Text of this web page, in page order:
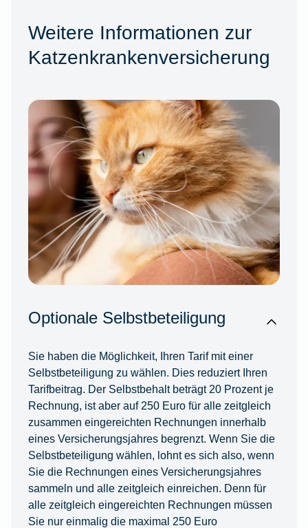
Weitere Informationen zur
Katzenkrankenversicherung
Optionale Selbstbeteiligung
Sie haben die Möglichkeit, Ihren Tarif mit einer
Selbstbeteiligung zu wählen. Dies reduziert Ihren
Tarifbeitrag. Der Selbstbehalt beträgt 20 Prozent je
Rechnung, ist aber auf 250 Euro für alle zeitgleich
zusammen eingereichten Rechnungen innerhalb
eines Versicherungsjahres begrenzt. Wenn Sie die
Selbstbeteiligung wählen, lohnt es sich also, wenn
Sie die Rechnungen eines Versicherungsjahres
sammeln und alle zeitgleich einreichen. Denn für
alle zeitgleich eingereichten Rechnungen müssen
Sie nur einmalig die maximal 250 Euro